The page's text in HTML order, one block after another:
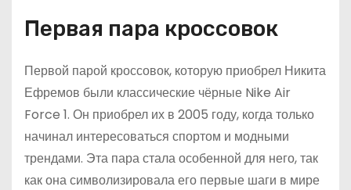
Первая пара кроссовок
Первой парой кроссовок, которую приобрел Никита
Ефремов были классические чёрные Nike Air
Force 1. Он приобрел их в 2005 году, когда только
начинал интересоваться спортом и модными
трендами. Эта пара стала особенной для него, так
как она символизировала его первые шаги в мире